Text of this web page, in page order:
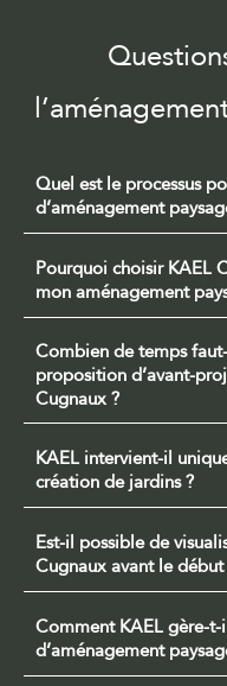
Quel est le processus
d’aménagement
Pourquoi choisir KAEL
mon aménagement
Combien de temps
proposition d’avant-
Cugnaux ?
KAEL intervient-il
création de jardins ?
Est-il possible de
Cugnaux avant le
Comment KAEL gère-
d’aménagement